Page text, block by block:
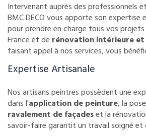
Intervenant auprès des professionnels
BMC DECO vous apporte son expertise
pour prendre en charge tous vos
France et de rénovation intérieure
faisant appel à nos services, vous
Expertise Artisanale
Nos artisans peintres possèdent une
dans l'application de peinture, la
ravalement de façadeset la
savoir-faire garantit un travail soigné et